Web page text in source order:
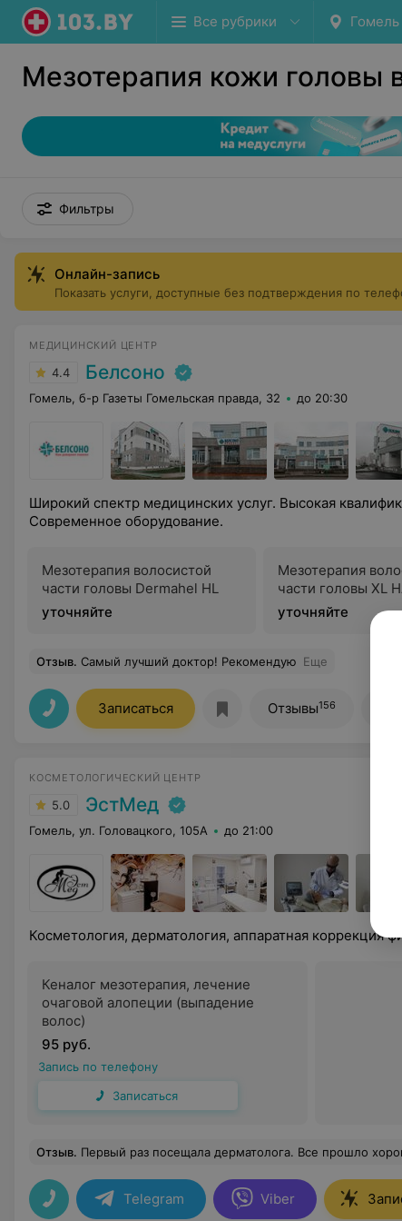
Все рубрики Гомель
Мезотерапия кожи головы
Фильтры
Онлайн-запись
Показать услуги, доступные без подтверждения по
МЕДИЦИНСКИЙ ЦЕНТР
4.4 Белсоно
Гомель, б-р Газеты Гомельская правда, 32 до 20:30
Широкий спектр медицинских услуг. Высокая
Современное оборудование.
Мезотерапия волосистой
части головы Dermahel HL
уточняйте
Мезотерапия
части головы XL
уточняйте
Отзыв. Самый лучший доктор! Рекомендую Еще
Записаться Отзывы156
КОСМЕТОЛОГИЧЕСКИЙ ЦЕНТР
5.0 ЭстМед
Гомель, ул. Головацкого, 105А до 21:00
Косметология, дерматология, аппаратная коррекция
Кеналог мезотерапия, лечение
очаговой алопеции (выпадение
волос)
95 руб.
Запись по телефону
Записаться
Отзыв. Первый раз посещала дерматолога. Все прошло хорошо, все понравилось. Врач показал себя, как
Telegram Viber